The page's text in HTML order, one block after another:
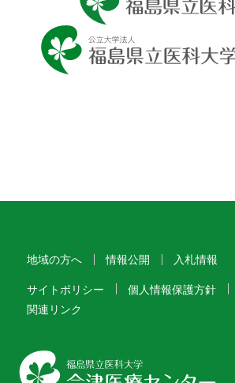
地域の方へ 情報公開 入札情報
サイトポリシー 個人情報保護方針
関連リンク